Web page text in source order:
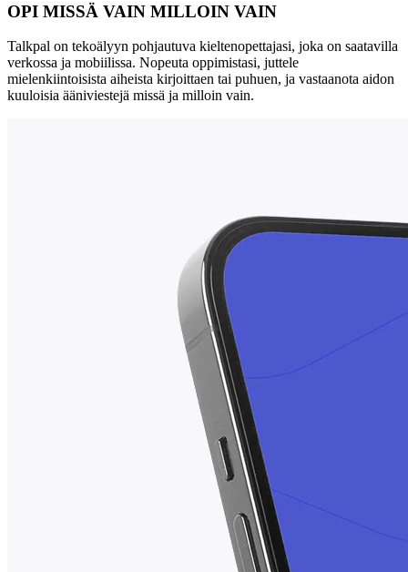
OPI MISSÄ VAIN MILLOIN VAIN
Talkpal on tekoälyyn pohjautuva kieltenopettajasi, joka on saatavilla
verkossa ja mobiilissa. Nopeuta oppimistasi, juttele
mielenkiintoisista aiheista kirjoittaen tai puhuen, ja vastaanota aidon
kuuloisia ääniviestejä missä ja milloin vain.